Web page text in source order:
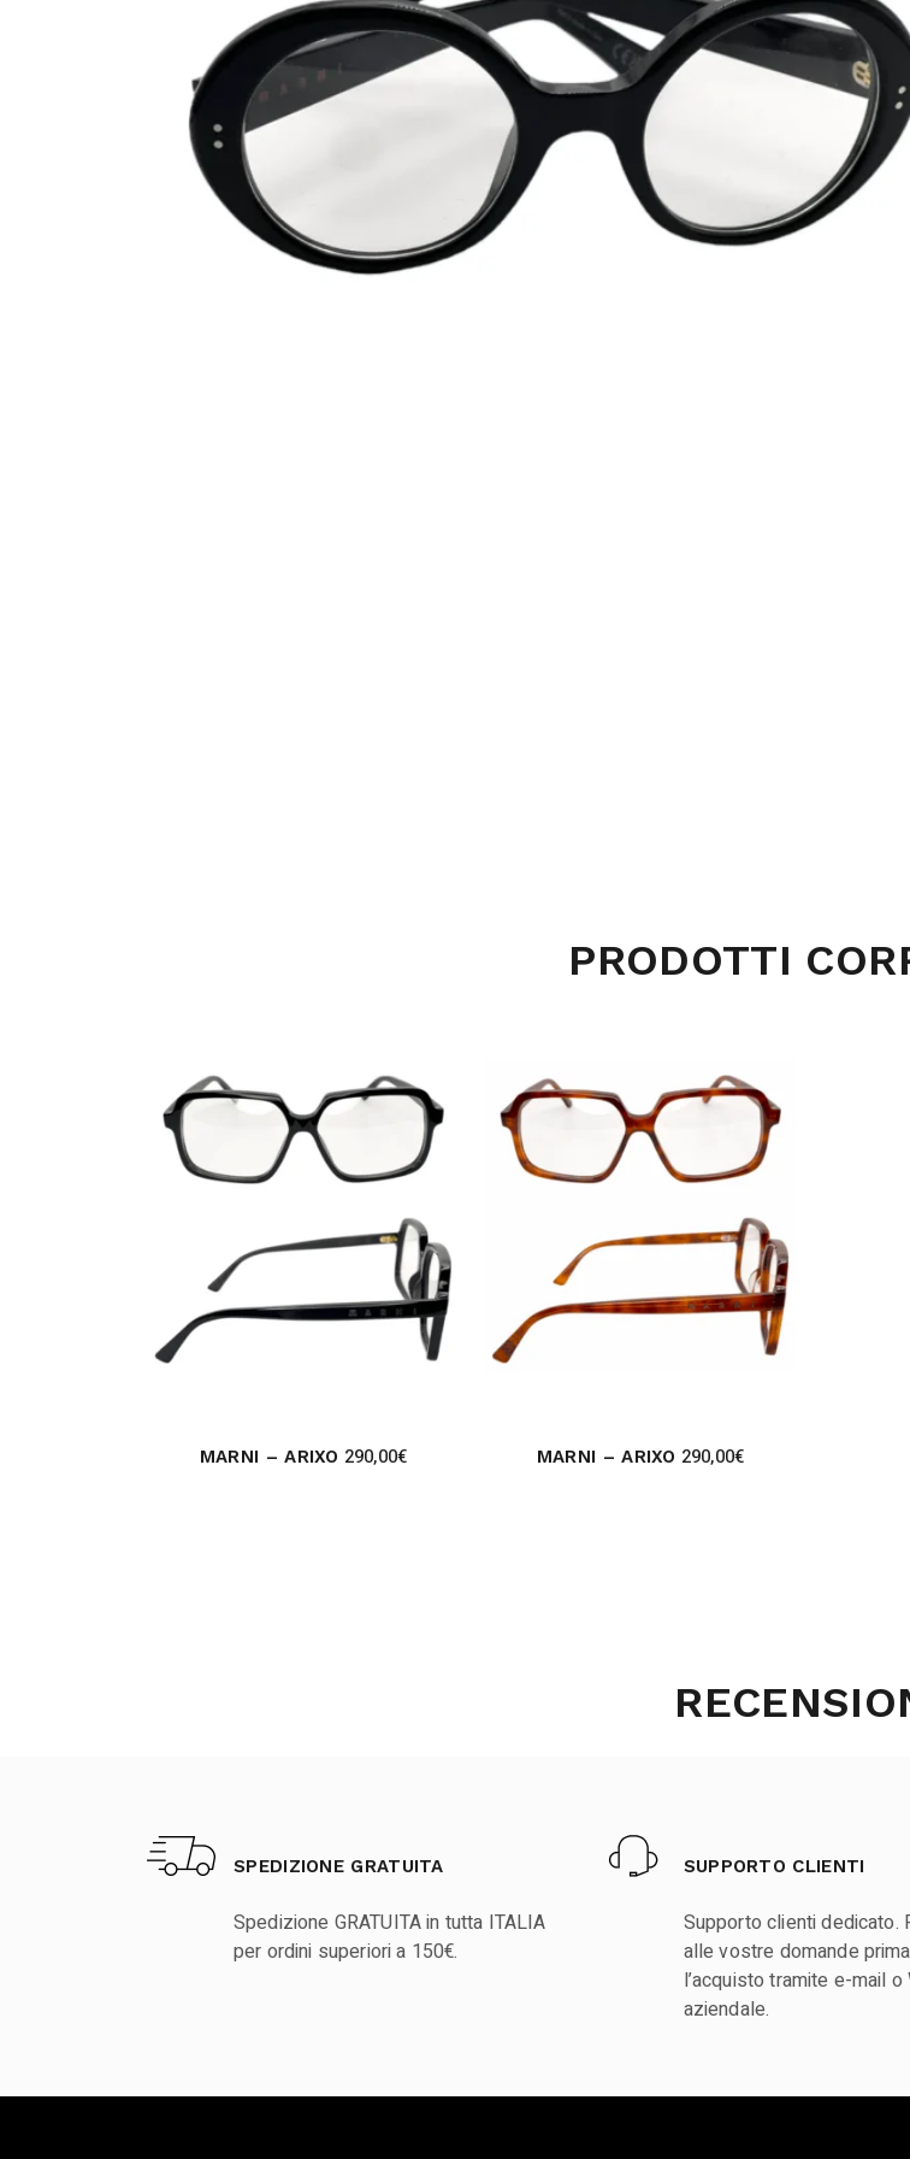
PRODOTTI
MARNI – ARIXO 290,00€ MARNI – ARIXO 290,00€
SPEDIZIONE GRATUITA
Spedizione GRATUITA in tutta ITALIA
per ordini superiori a 150€.
SUPPORTO CLIENTI
Supporto clienti dedicato.
alle vostre domande
l’acquisto tramite e-mail o
aziendale.